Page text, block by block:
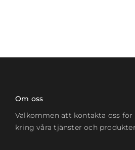
Om oss
Välkommen att kontakta oss
kring våra tjänster och